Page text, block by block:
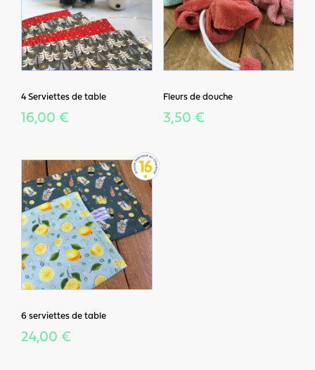
4 Serviettes de table
16,00 €
Fleurs de douche
3,50 €
6 serviettes de table
24,00 €